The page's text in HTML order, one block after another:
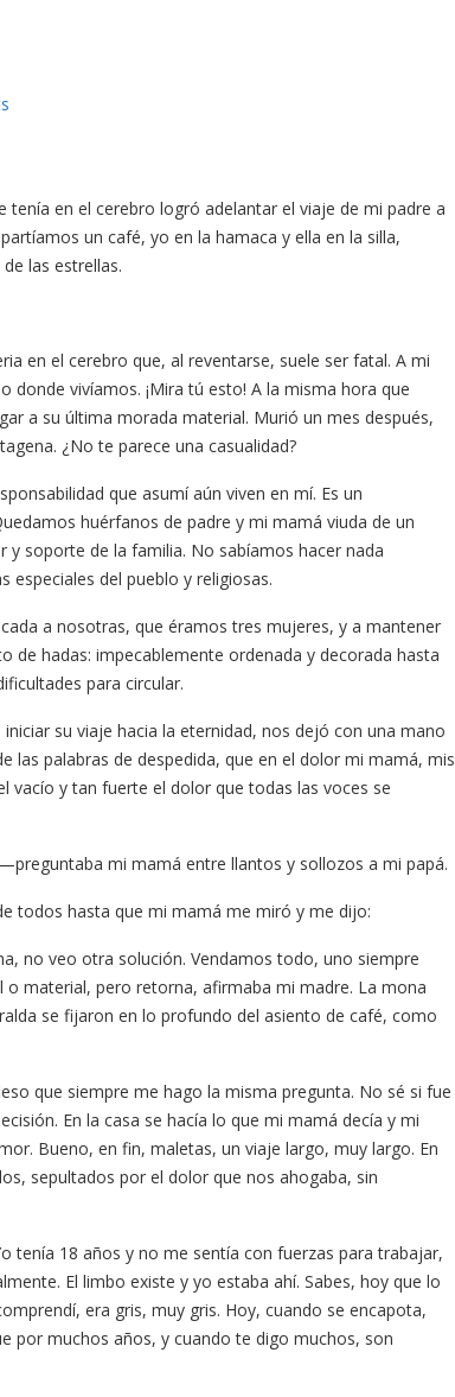
en el cerebro logró adelantar el viaje de mi padre a
un café, yo en la hamaca y ella en la silla,
las estrellas.
en el cerebro que, al reventarse, suele ser fatal. A mi
donde vivíamos. ¡Mira tú esto! A la misma hora que
a su última morada material. Murió un mes después,
¿No te parece una casualidad?
que asumí aún viven en mí. Es un
huérfanos de padre y mi mamá viuda de un
soporte de la familia. No sabíamos hacer nada
especiales del pueblo y religiosas.
a nosotras, que éramos tres mujeres, y a mantener
de hadas: impecablemente ordenada y decorada hasta
para circular.
su viaje hacia la eternidad, nos dejó con una mano
las palabras de despedida, que en el dolor mi mamá, mis
vacío y tan fuerte el dolor que todas las voces se
mi mamá entre llantos y sollozos a mi papá.
todos hasta que mi mamá me miró y me dijo:
no veo otra solución. Vendamos todo, uno siempre
material, pero retorna, afirmaba mi madre. La mona
se fijaron en lo profundo del asiento de café, como
que siempre me hago la misma pregunta. No sé si fue
En la casa se hacía lo que mi mamá decía y mi
Bueno, en fin, maletas, un viaje largo, muy largo. En
sepultados por el dolor que nos ahogaba, sin
tenía 18 años y no me sentía con fuerzas para trabajar,
El limbo existe y yo estaba ahí. Sabes, hoy que lo
era gris, muy gris. Hoy, cuando se encapota,
por muchos años, y cuando te digo muchos, son